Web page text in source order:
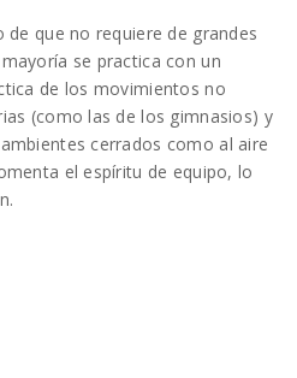
que no requiere de grandes
se practica con un
de los movimientos no
(como las de los gimnasios) y
cerrados como al aire
el espíritu de equipo, lo